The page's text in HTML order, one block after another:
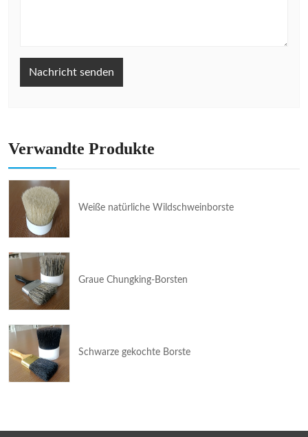
Nachricht senden
Verwandte Produkte
Weiße natürliche Wildschweinborste
Graue Chungking-Borsten
Schwarze gekochte Borste